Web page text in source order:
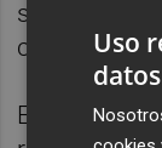
congelada y
El alto
Uso
datos